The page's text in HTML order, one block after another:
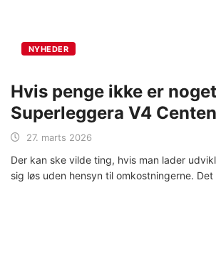
NYHEDER
Hvis penge ikke er
Superleggera V4
27. marts 2026
Der kan ske vilde ting, hvis man lader
sig løs uden hensyn til omkostningerne. Det